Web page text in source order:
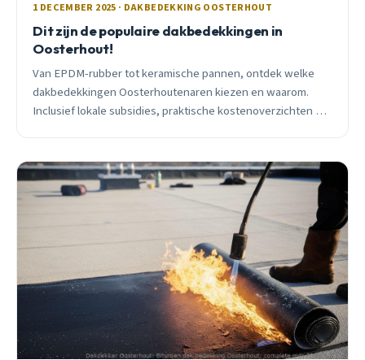
1 DECEMBER 2025 · DAKBEDEKKING OOSTERHOUT
Dit zijn de populaire dakbedekkingen in
Oosterhout!
Van EPDM-rubber tot keramische pannen, ontdek welke
dakbedekkingen Oosterhoutenaren kiezen en waarom.
Inclusief lokale subsidies, praktische kostenoverzichten en